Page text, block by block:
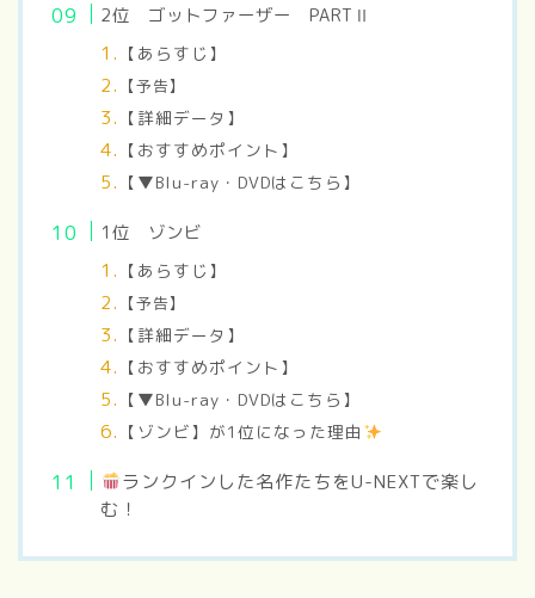
2位 ゴットファーザー PARTⅡ
【あらすじ】
【予告】
【詳細データ】
【おすすめポイント】
【▼Blu-ray・DVDはこちら】
1位 ゾンビ
【あらすじ】
【予告】
【詳細データ】
【おすすめポイント】
【▼Blu-ray・DVDはこちら】
【ゾンビ】が1位になった理由
ランクインした名作たちをU-NEXTで楽し
む！